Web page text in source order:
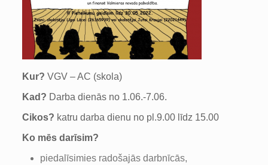
Kur? VGV – AC (skola)
Kad? Darba dienās no 1.06.-7.06.
Cikos? katru darba dienu no pl.9.00 līdz 15.00
Ko mēs darīsim?
piedalīsimies radošajās darbnīcās,